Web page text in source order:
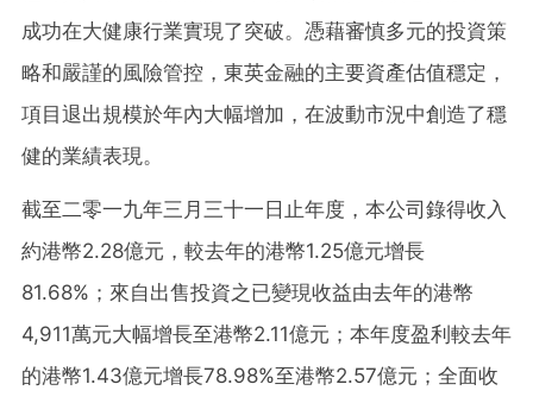
成功在大健康行業實現了突破。憑藉審慎多元的投資策
略和嚴謹的風險管控，東英金融的主要資產估值穩定，
項目退出規模於年內大幅增加，在波動市況中創造了穩
健的業績表現。
截至二零一九年三月三十一日止年度，本公司錄得收入
約港幣2.28億元，較去年的港幣1.25億元增長
81.68%；來自出售投資之已變現收益由去年的港幣
4,911萬元大幅增長至港幣2.11億元；本年度盈利較去年
的港幣1.43億元增長78.98%至港幣2.57億元；全面收